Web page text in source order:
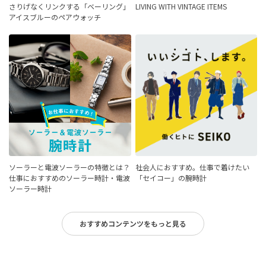
さりげなくリンクする「ベーリング」
アイスブルーのペアウォッチ
LIVING WITH VINTAGE ITEMS
ソーラーと電波ソーラーの特徴とは？
仕事におすすめのソーラー時計・電波
ソーラー時計
社会人におすすめ。仕事で着けたい
「セイコー」の腕時計
おすすめコンテンツをもっと見る